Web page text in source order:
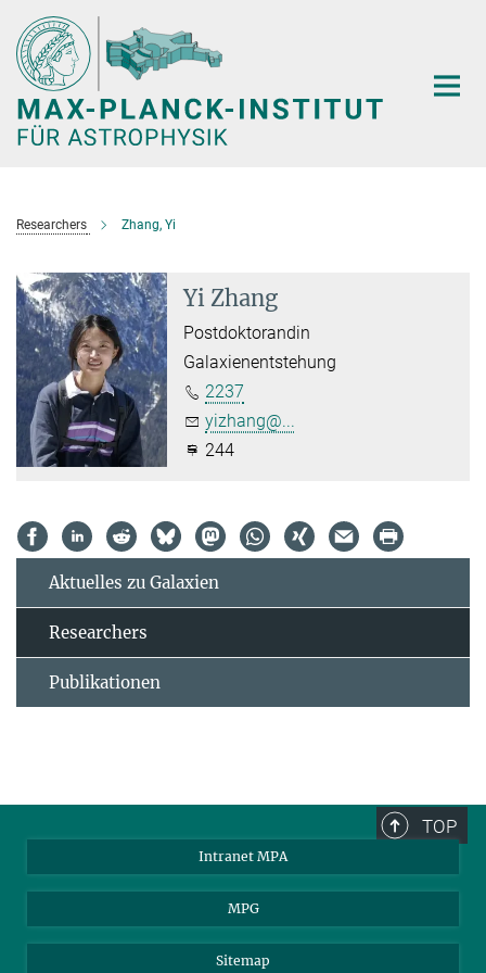
Hauptinhalt
Researchers Zhang, Yi
Yi Zhang
Postdoktorandin
Galaxienentstehung
2237
yizhang@...
244
Aktuelles zu Galaxien
Researchers
Publikationen
TOP
Intranet MPA
MPG
Sitemap